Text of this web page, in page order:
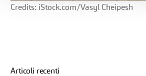
Credits: iStock.com/Vasyl Cheipesh
Articoli recenti